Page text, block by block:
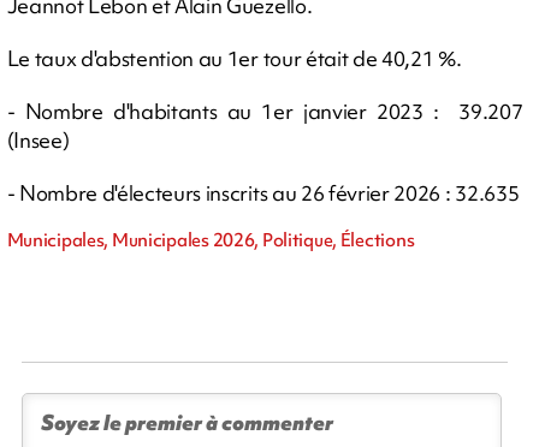
Le taux d'abstention au 1er tour était de 40,21 %.
- Nombre d'habitants au 1er janvier 2023 : 39.207
(Insee)
- Nombre d'électeurs inscrits au 26 février 2026 : 32.635
Municipales, Municipales 2026, Politique, Élections